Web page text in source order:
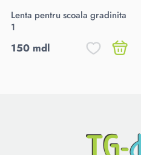
Lenta pentru scoala gradinita
1
150 mdl